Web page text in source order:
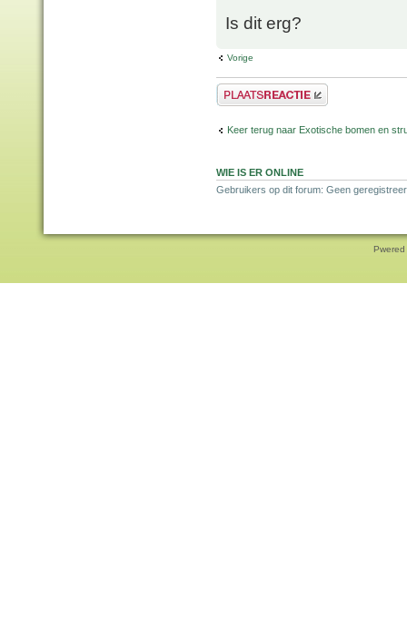
Is dit erg?
Vorige
Plaats een reactie
Keer terug naar Exotische bomen en
WIE IS ER ONLINE
Gebruikers op dit forum: Geen